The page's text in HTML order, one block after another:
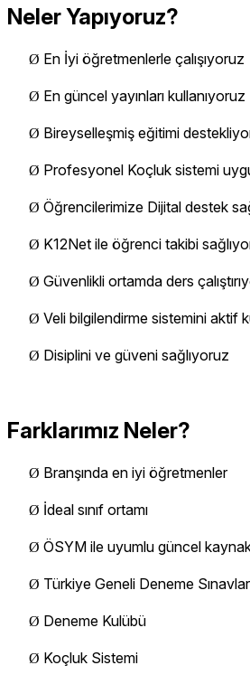
Neler Yapıyoruz?
Ø En İyi öğretmenlerle çalışıyoruz
Ø En güncel yayınları kullanıyoruz
Ø Bireyselleşmiş eğitimi
Ø Profesyonel Koçluk sistemi
Ø Öğrencilerimize Dijital destek
Ø K12Net ile öğrenci takibi
Ø Güvenlikli ortamda ders
Ø Veli bilgilendirme sistemini aktif
Ø Disiplini ve güveni sağlıyoruz
Farklarımız Neler?
Ø Branşında en iyi öğretmenler
Ø İdeal sınıf ortamı
Ø ÖSYM ile uyumlu güncel
Ø Türkiye Geneli Deneme
Ø Deneme Kulübü
Ø Koçluk Sistemi